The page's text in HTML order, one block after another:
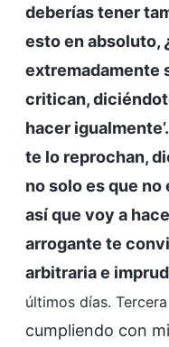
deberías tener
esto en absoluto,
extremadamente
critican,
hacer
te lo reprochan,
no solo es que no
así que voy a
arrogante te
arbitraria e
últimos días.
cumpliendo con